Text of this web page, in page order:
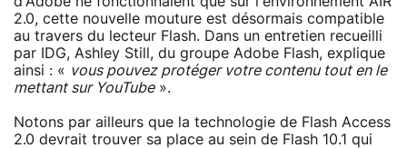
2.0, cette nouvelle mouture est désormais compatible
au travers du lecteur Flash. Dans un entretien recueilli
par IDG, Ashley Still, du groupe Adobe Flash, explique
ainsi : « vous pouvez protéger votre contenu tout en le
mettant sur YouTube».
Notons par ailleurs que la technologie de Flash Access
2.0 devrait trouver sa place au sein de Flash 10.1 qui